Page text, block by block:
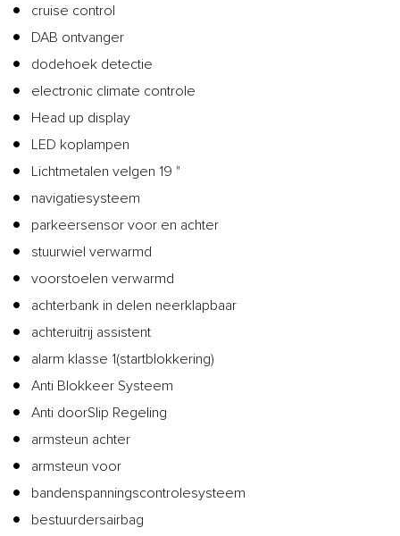
cruise control
DAB ontvanger
dodehoek detectie
electronic climate controle
Head up display
LED koplampen
Lichtmetalen velgen 19 "
navigatiesysteem
parkeersensor voor en achter
stuurwiel verwarmd
voorstoelen verwarmd
achterbank in delen neerklapbaar
achteruitrij assistent
alarm klasse 1(startblokkering)
Anti Blokkeer Systeem
Anti doorSlip Regeling
armsteun achter
armsteun voor
bandenspanningscontrolesysteem
bestuurdersairbag